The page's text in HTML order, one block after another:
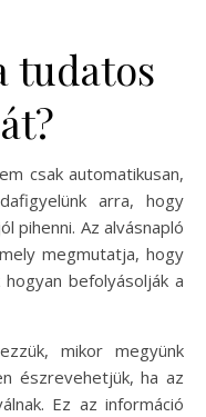
tudatos
csak automatikusan,
arra, hogy
pihenni. Az alvásnapló
megmutatja, hogy
befolyásolják a
mikor megyünk
észrevehetjük, ha az
Ez az információ